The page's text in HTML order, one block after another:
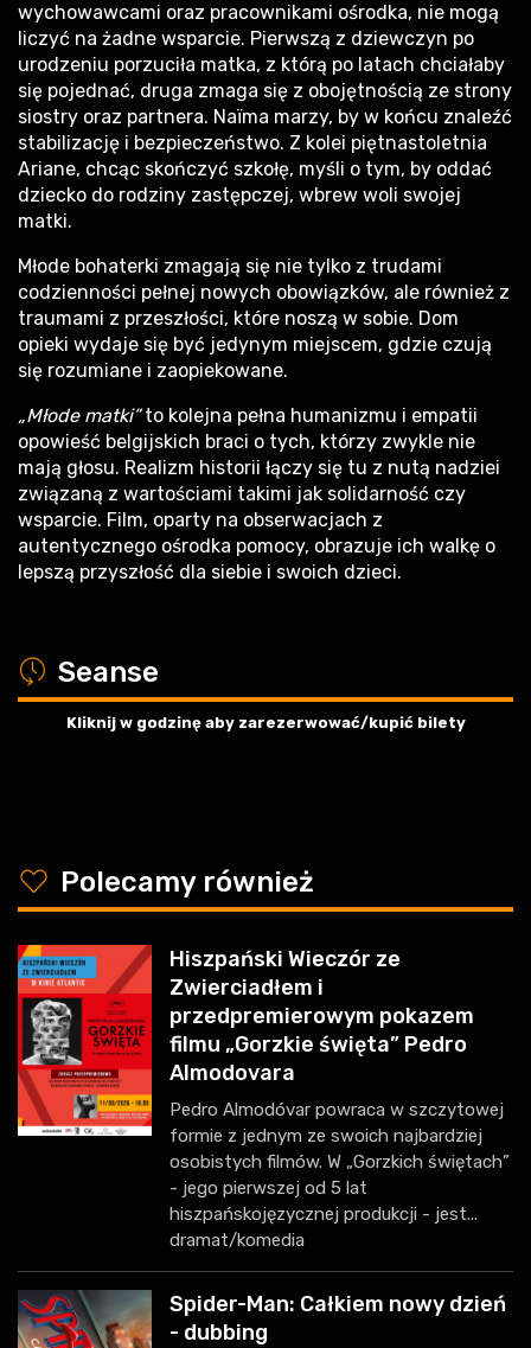
wychowawcami oraz pracownikami ośrodka, nie mogą
liczyć na żadne wsparcie. Pierwszą z dziewczyn po
urodzeniu porzuciła matka, z którą po latach chciałaby
się pojednać, druga zmaga się z obojętnością ze strony
siostry oraz partnera. Naïma marzy, by w końcu znaleźć
stabilizację i bezpieczeństwo. Z kolei piętnastoletnia
Ariane, chcąc skończyć szkołę, myśli o tym, by oddać
dziecko do rodziny zastępczej, wbrew woli swojej
matki.
Młode bohaterki zmagają się nie tylko z trudami
codzienności pełnej nowych obowiązków, ale również z
traumami z przeszłości, które noszą w sobie. Dom
opieki wydaje się być jedynym miejscem, gdzie czują
się rozumiane i zaopiekowane.
„Młode matki”to kolejna pełna humanizmu i empatii
opowieść belgijskich braci o tych, którzy zwykle nie
mają głosu. Realizm historii łączy się tu z nutą nadziei
związaną z wartościami takimi jak solidarność czy
wsparcie. Film, oparty na obserwacjach z
autentycznego ośrodka pomocy, obrazuje ich walkę o
lepszą przyszłość dla siebie i swoich dzieci.
a Seanse
Kliknij w godzinę aby zarezerwować/kupić bilety
y Polecamy również
Hiszpański Wieczór ze
Zwierciadłem i
przedpremierowym pokazem
filmu „Gorzkie święta” Pedro
Almodovara
Pedro Almodóvar powraca w szczytowej
formie z jednym ze swoich najbardziej
osobistych filmów. W „Gorzkich świętach”
- jego pierwszej od 5 lat
hiszpańskojęzycznej produkcji - jest...
dramat/komedia
Spider-Man: Całkiem nowy dzień
- dubbing